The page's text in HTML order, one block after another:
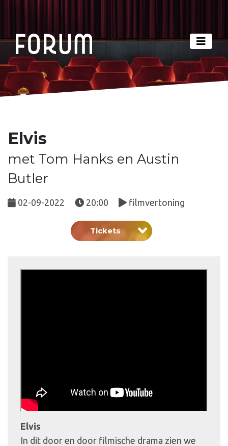
Elvis
met Tom Hanks en Austin
Butler
02-09-2022 20:00 filmvertoning
Tickets
Elvis
In dit door en door filmische drama zien we